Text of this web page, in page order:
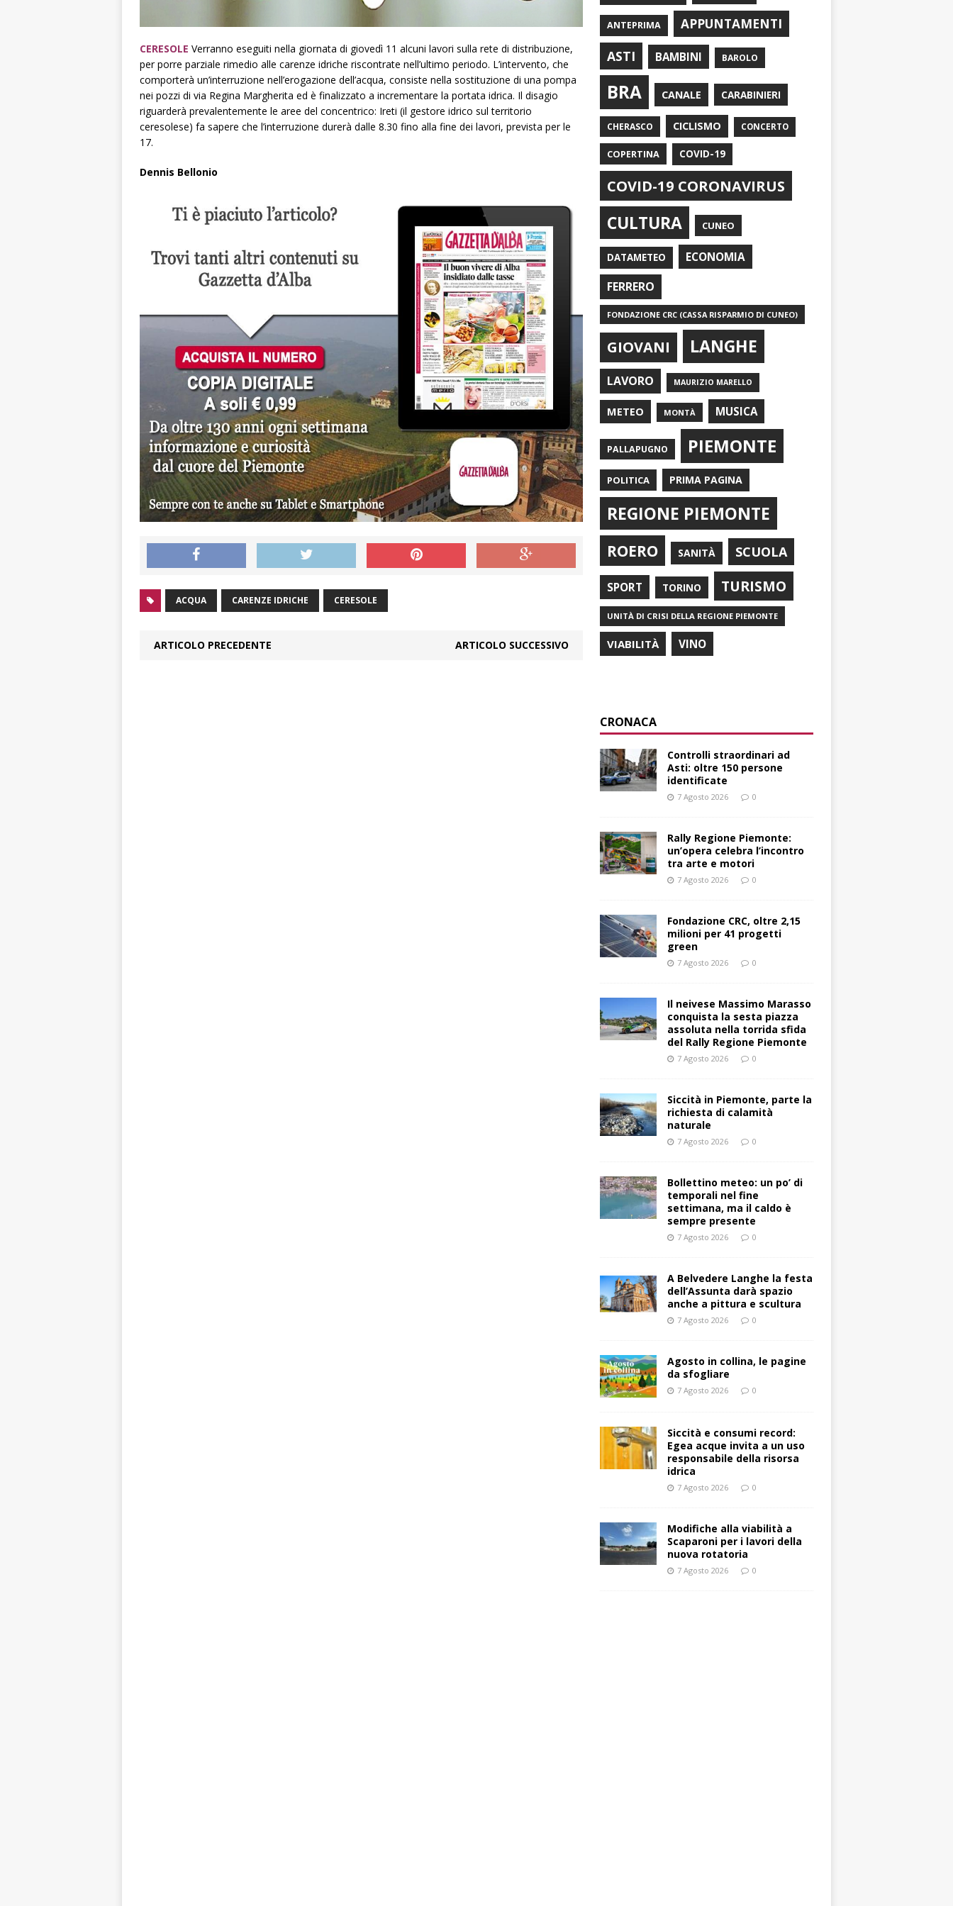
CERESOLE Verranno eseguiti nella giornata di giovedì 11 alcuni lavori sulla rete di distribuzione,
per porre parziale rimedio alle carenze idriche riscontrate nell’ultimo periodo. L’intervento, che
comporterà un’interruzione nell’erogazione dell’acqua, consiste nella sostituzione di una pompa
nei pozzi di via Regina Margherita ed è finalizzato a incrementare la portata idrica. Il disagio
riguarderà prevalentemente le aree del concentrico: Ireti (il gestore idrico sul territorio
ceresolese) fa sapere che l’interruzione durerà dalle 8.30 fino alla fine dei lavori, prevista per le
17.
Dennis Bellonio
ACQUA CARENZE IDRICHE CERESOLE
ARTICOLO PRECEDENTE ARTICOLO SUCCESSIVO
ANTEPRIMA
APPUNTAMENTI
ASTI
BAMBINI BAROLO
BRA CANALE CARABINIERI
CHERASCO CICLISMO CONCERTO
COPERTINA COVID-19
COVID-19 CORONAVIRUS
CULTURA CUNEO
DATAMETEO ECONOMIA
FERRERO
FONDAZIONE CRC (CASSA RISPARMIO DI CUNEO)
GIOVANI LANGHE
LAVORO MAURIZIO MARELLO
METEO MONTÀ MUSICA
PALLAPUGNO PIEMONTE
POLITICA PRIMA PAGINA
REGIONE PIEMONTE
ROERO SANITÀ SCUOLA
SPORT TORINO TURISMO
UNITÀ DI CRISI DELLA REGIONE PIEMONTE
VIABILITÀ VINO
CRONACA
Controlli straordinari ad
Asti: oltre 150 persone
identificate
7 Agosto 2026 0
Rally Regione Piemonte:
un’opera celebra l’incontro
tra arte e motori
7 Agosto 2026 0
Fondazione CRC, oltre 2,15
milioni per 41 progetti
green
7 Agosto 2026 0
Il neivese Massimo Marasso
conquista la sesta piazza
assoluta nella torrida sfida
del Rally Regione Piemonte
7 Agosto 2026 0
Siccità in Piemonte, parte la
richiesta di calamità
naturale
7 Agosto 2026 0
Bollettino meteo: un po’ di
temporali nel fine
settimana, ma il caldo è
sempre presente
7 Agosto 2026 0
A Belvedere Langhe la festa
dell’Assunta darà spazio
anche a pittura e scultura
7 Agosto 2026 0
Agosto in collina, le pagine
da sfogliare
7 Agosto 2026 0
Siccità e consumi record:
Egea acque invita a un uso
responsabile della risorsa
idrica
7 Agosto 2026 0
Modifiche alla viabilità a
Scaparoni per i lavori della
nuova rotatoria
7 Agosto 2026 0